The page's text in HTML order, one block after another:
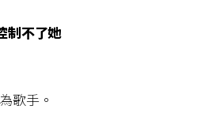
制不了她
歌手。